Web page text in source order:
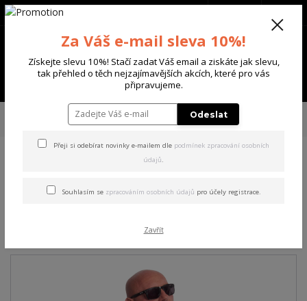
Menu
+420 702 136 620
TRIKA & TÍLKA
Yakuza pánské tričko Plain Regular
Basic T-Shirt brown XL
Regular Basic T-Shirt brown
Za Váš e-mail sleva 10%!
Získejte slevu 10%! Stačí zadat Váš email a ziskáte jak slevu,
tak přehled o těch nejzajímavějších akcích, které pro vás
připravujeme.
Odeslat
Přeji si odebírat novinky e-mailem dle podmínek zpracování osobních
údajů.
Souhlasím se zpracováním osobních údajů pro účely registrace.
Zavřít